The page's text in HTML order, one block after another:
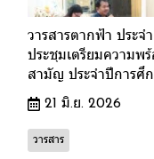
วารสารตากฟ้า ประ
ประชุมเตรียมความพ
สามัญ ประจำปีการ
21 มิ.ย. 2026
วารสาร